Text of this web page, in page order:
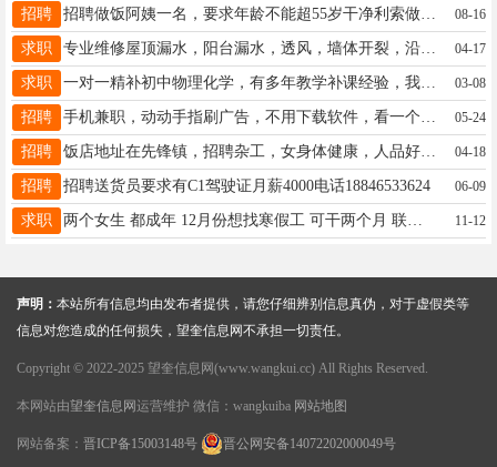
招聘 招聘做饭阿姨一名，要求年龄不能超55岁干净利索做饭好吃。联系电话18245500888 08-16
求职 专业维修屋顶漏水，阳台漏水，透风，墙体开裂，沿线破损，维修安装排水管，高空安装拆除，涂料真石漆，抢修上下水18745579811 04-17
求职 一对一精补初中物理化学，有多年教学补课经验，我帮忙你努力共同提高你成绩！☎️18088755660 03-08
招聘 05-24
招聘 饭店地址在先锋镇，招聘杂工，女身体健康，人品好，干活干净利索，老板事少，可提供住宿，联系电话13763789875 04-18
招聘 招聘送货员要求有C1驾驶证月薪4000电话18846533624 06-09
求职 11-12
声明： 本站所有信息均由发布者提供，请您仔细辨别信息真伪，对于虚假类等
信息对您造成的任何损失，望奎信息网不承担一切责任。
Copyright © 2022-2025 望奎信息网(www.wangkui.cc) All Rights Reserved.
本网站由望奎信息网 运营维护 微信：wangkuiba 网站地图
网站备案： 晋ICP备15003148号 晋公网安备14072202000049号